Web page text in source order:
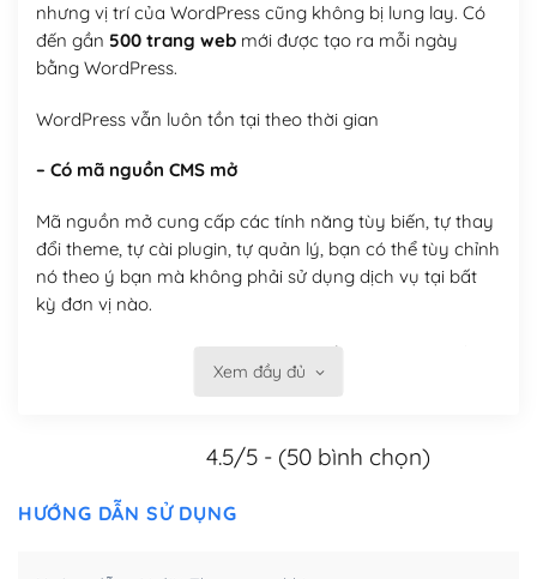
nhưng vị trí của WordPress cũng không bị lung lay. Có
đến gần 500 trang webmới được tạo ra mỗi ngày
bằng WordPress.
WordPress vẫn luôn tồn tại theo thời gian
– Có mã nguồn CMS mở
Mã nguồn mở cung cấp các tính năng tùy biến, tự thay
đổi theme, tự cài plugin, tự quản lý, bạn có thể tùy chỉnh
nó theo ý bạn mà không phải sử dụng dịch vụ tại bất
kỳ đơn vị nào.
Xem đầy đủ
4.5/5 - (50 bình chọn)
HƯỚNG DẪN SỬ DỤNG